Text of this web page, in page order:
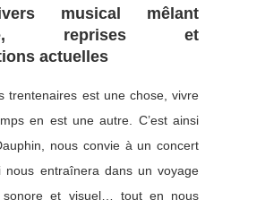
musical mêlant
reprises et
actuelles
trentenaires est une chose, vivre
en est une autre. C’est ainsi
nous convie à un concert
nous entraînera dans un voyage
sonore et visuel… tout en nous